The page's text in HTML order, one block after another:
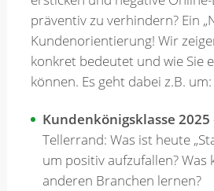
präventiv zu verhindern? Ein
Kundenorientierung! Wir
konkret bedeutet und wie Sie
können. Es geht dabei z.B. um:
Kundenkönigsklasse 2025
Tellerrand: Was ist heute
um positiv aufzufallen? Was
anderen Branchen lernen?